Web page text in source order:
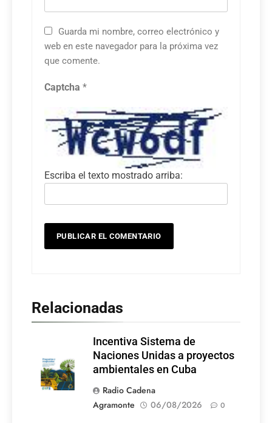
Guarda mi nombre, correo electrónico y
web en este navegador para la próxima vez
que comente.
Captcha *
Escriba el texto mostrado arriba:
Relacionadas
Incentiva Sistema de
Naciones Unidas a proyectos
ambientales en Cuba
Radio Cadena
Agramonte
06/08/2026 0